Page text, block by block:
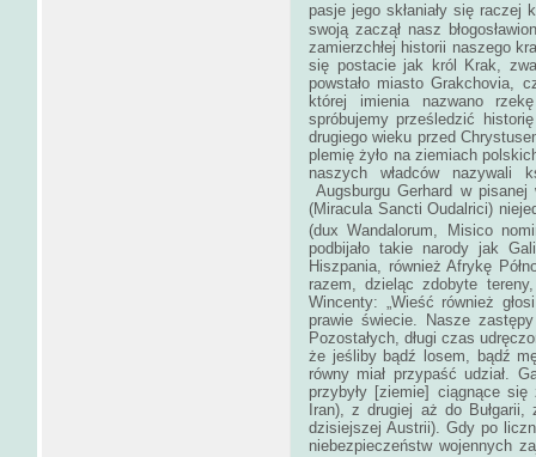
pasje jego skłaniały się raczej
swoją zaczął nasz
zamierzchłej historii naszego
się postacie jak król Krak,
powstało miasto Grakchovia,
której imienia nazwano
spróbujemy prześledzić
drugiego wieku przed
plemię żyło na ziemiach
naszych władców nazywali
Augsburgu Gerhard w
(Miracula Sancti Oudalrici)
(dux Wandalorum, Misico
podbijało takie narody jak
Hiszpania, również Afrykę
razem, dzieląc zdobyte
Wincenty: „Wieść również
prawie świecie. Nasze
Pozostałych, długi czas
że jeśliby bądź losem, bądź
równy miał przypaść udział.
przybyły [ziemie] ciągnące
Iran), z drugiej aż do
dzisiejszej Austrii). Gdy po
niebezpieczeństw wojennych